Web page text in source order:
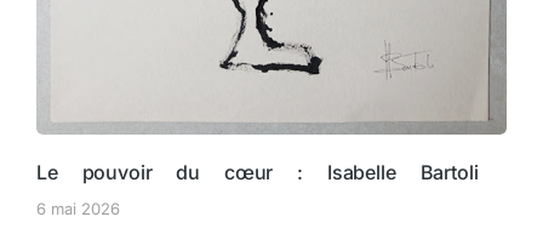
Le pouvoir du cœur : Isabelle Bartoli
6 mai 2026